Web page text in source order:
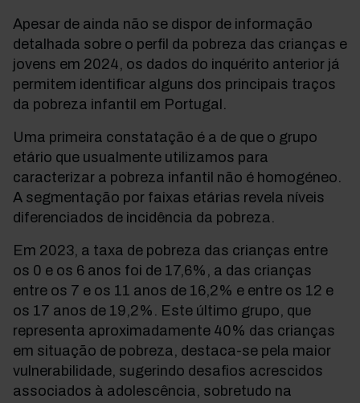
Apesar de ainda não se dispor de informação
detalhada sobre o perfil da pobreza das crianças e
jovens em 2024, os dados do inquérito anterior já
permitem identificar alguns dos principais traços
da pobreza infantil em Portugal.
Uma primeira constatação é a de que o grupo
etário que usualmente utilizamos para
caracterizar a pobreza infantil não é homogéneo.
A segmentação por faixas etárias revela níveis
diferenciados de incidência da pobreza.
Em 2023, a taxa de pobreza das crianças entre
os 0 e os 6 anos foi de 17,6%, a das crianças
entre os 7 e os 11 anos de 16,2% e entre os 12 e
os 17 anos de 19,2%. Este último grupo, que
representa aproximadamente 40% das crianças
em situação de pobreza, destaca-se pela maior
vulnerabilidade, sugerindo desafios acrescidos
associados à adolescência, sobretudo na